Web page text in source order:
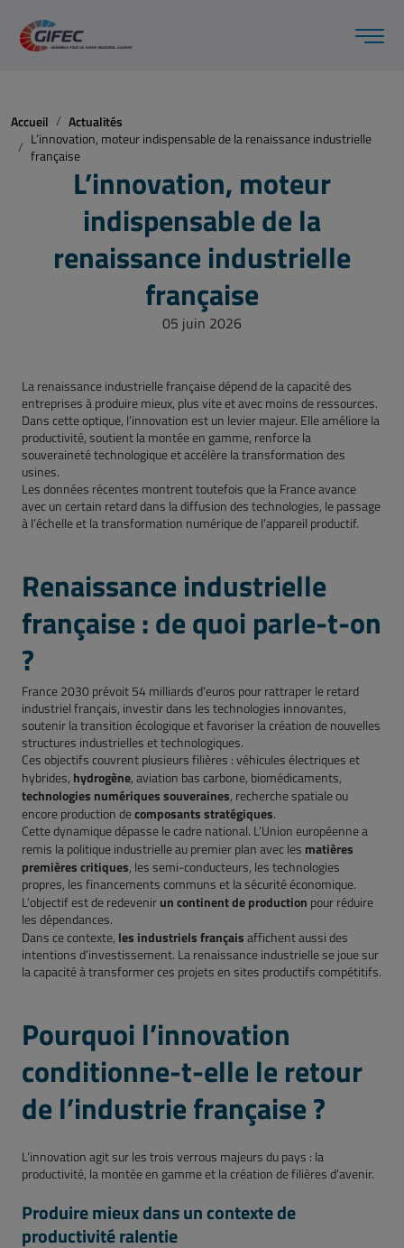
Accueil
Actualités
L’innovation, moteur indispensable de la renaissance industrielle
française
L’innovation, moteur
indispensable de la
renaissance industrielle
française
05 juin 2026
La renaissance industrielle française dépend de la capacité des
entreprises à produire mieux, plus vite et avec moins de ressources.
Dans cette optique, l’innovation est un levier majeur. Elle améliore la
productivité, soutient la montée en gamme, renforce la
souveraineté technologique et accélère la transformation des
usines.
Les données récentes montrent toutefois que la France avance
avec un certain retard dans la diffusion des technologies, le passage
à l’échelle et la transformation numérique de l’appareil productif.
Renaissance industrielle
française : de quoi parle-t-on
?
France 2030 prévoit 54 milliards d’euros pour rattraper le retard
industriel français, investir dans les technologies innovantes,
soutenir la transition écologique et favoriser la création de nouvelles
structures industrielles et technologiques.
Ces objectifs couvrent plusieurs filières : véhicules électriques et
hybrides, hydrogène, aviation bas carbone, biomédicaments,
technologies numériques souveraines, recherche spatiale ou
encore production decomposants stratégiques.
Cette dynamique dépasse le cadre national. L’Union européenne a
remis la politique industrielle au premier plan avec les matières
premières critiques, les semi-conducteurs, les technologies
propres, les financements communs et la sécurité économique.
L’objectif est de redevenir un continent de production pour réduire
les dépendances.
Dans ce contexte, les industriels français affichent aussi des
intentions d’investissement. La renaissance industrielle se joue sur
la capacité à transformer ces projets en sites productifs compétitifs.
Pourquoi l’innovation
conditionne-t-elle le retour
de l’industrie française ?
L’innovation agit sur les trois verrous majeurs du pays : la
productivité, la montée en gamme et la création de filières d’avenir.
Produire mieux dans un contexte de
productivité ralentie